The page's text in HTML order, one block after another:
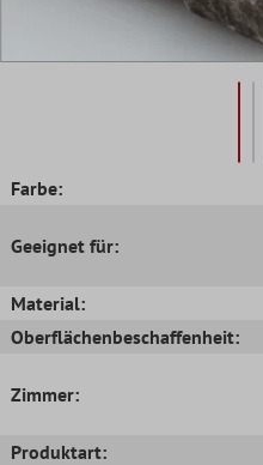
Farbe:
Geeignet für:
Material:
Oberflächenbeschaffenheit:
Zimmer:
Produktart: